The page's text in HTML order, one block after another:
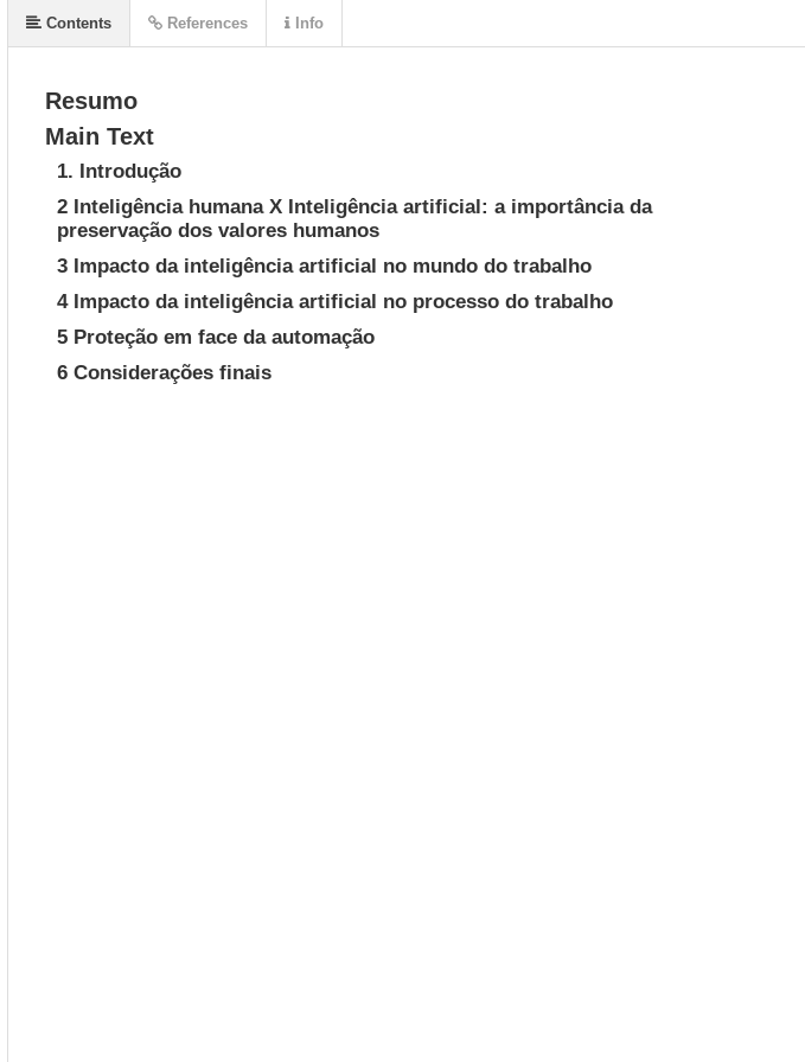
Resumo
Main Text
1. Introdução
2 Inteligência humana X Inteligência artificial: a importância da
preservação dos valores humanos
3 Impacto da inteligência artificial no mundo do trabalho
4 Impacto da inteligência artificial no processo do trabalho
5 Proteção em face da automação
6 Considerações finais
Contents References Info